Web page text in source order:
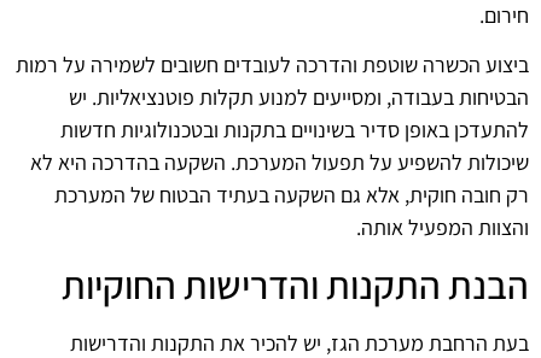
חירום.
ביצוע הכשרה שוטפת והדרכה לעובדים חשובים לשמירה על רמות
הבטיחות בעבודה, ומסייעים למנוע תקלות פוטנציאליות. יש
להתעדכן באופן סדיר בשינויים בתקנות ובטכנולוגיות חדשות
שיכולות להשפיע על תפעול המערכת. השקעה בהדרכה היא לא
רק חובה חוקית, אלא גם השקעה בעתיד הבטוח של המערכת
והצוות המפעיל אותה.
הבנת התקנות והדרישות החוקיות
בעת הרחבת מערכת הגז, יש להכיר את התקנות והדרישות